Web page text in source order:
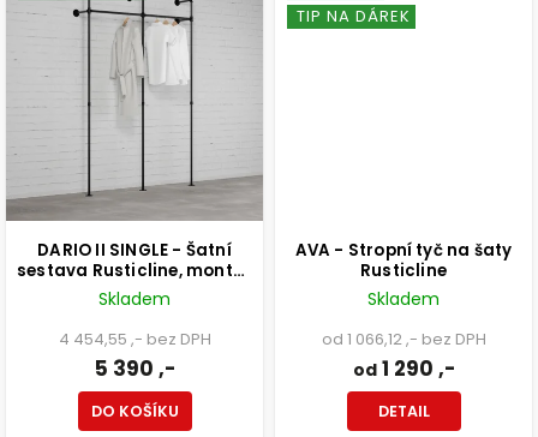
DARIO II SINGLE - Šatní
sestava Rusticline, montáž
do stěny, 2220x2300mm
Skladem
4 454,55 ,- bez DPH
5 390 ,-
DO KOŠÍKU
TIP NA DÁREK
AVA - Stropní tyč na šaty
Rusticline
Skladem
od 1 066,12 ,- bez DPH
od1 290 ,-
DETAIL